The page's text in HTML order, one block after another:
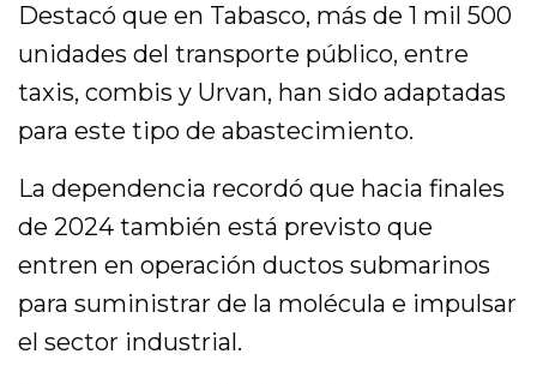
Destacó que en Tabasco, más de 1 mil 500
unidades del transporte público, entre
taxis, combis y Urvan, han sido adaptadas
para este tipo de abastecimiento.
La dependencia recordó que hacia finales
de 2024 también está previsto que
entren en operación ductos submarinos
para suministrar de la molécula e impulsar
el sector industrial.